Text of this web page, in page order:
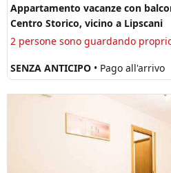
Appartamento vacanze con
Centro Storico, vicino a Lipscani
2 persone sono guardando
SENZA ANTICIPO • Pago all'arrivo